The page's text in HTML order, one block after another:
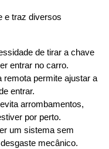
e traz diversos
de tirar a chave
entrar no carro.
remota permite ajustar a
entrar.
arrombamentos,
por perto.
um sistema sem
mecânico.